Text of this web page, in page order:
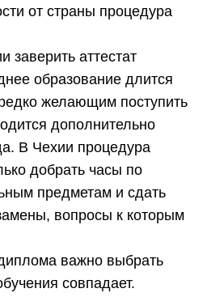
от страны процедура
заверить аттестат
образование длится
желающим поступить
дополнительно
В Чехии процедура
добрать часы по
предметам и сдать
вопросы к которым
важно выбрать
совпадает.